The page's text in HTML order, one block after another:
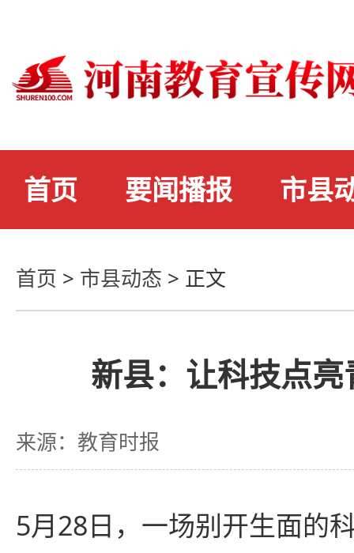
首页 要闻播报 市县
首页 > 市县动态 > 正文
新县：让科技点
来源：教育时报
5月28日，一场别开生面的